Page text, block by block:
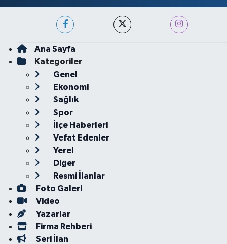
Ana Sayfa
Kategoriler
Genel
Ekonomi
Sağlık
Spor
İlçe Haberleri
Vefat Edenler
Yerel
Diğer
Resmi İlanlar
Foto Galeri
Video
Yazarlar
Firma Rehberi
Seri İlan